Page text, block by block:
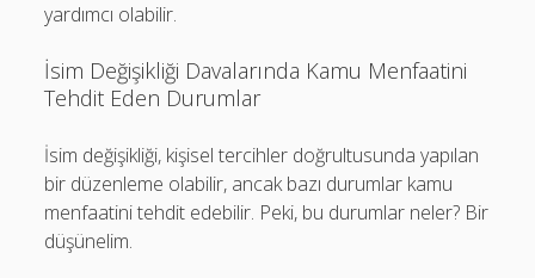
yardımcı olabilir.
İsim Değişikliği Davalarında Kamu Menfaatini
Tehdit Eden Durumlar
İsim değişikliği, kişisel tercihler doğrultusunda yapılan
bir düzenleme olabilir, ancak bazı durumlar kamu
menfaatini tehdit edebilir. Peki, bu durumlar neler? Bir
düşünelim.